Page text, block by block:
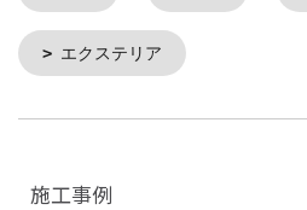
エクステリア
施工事例